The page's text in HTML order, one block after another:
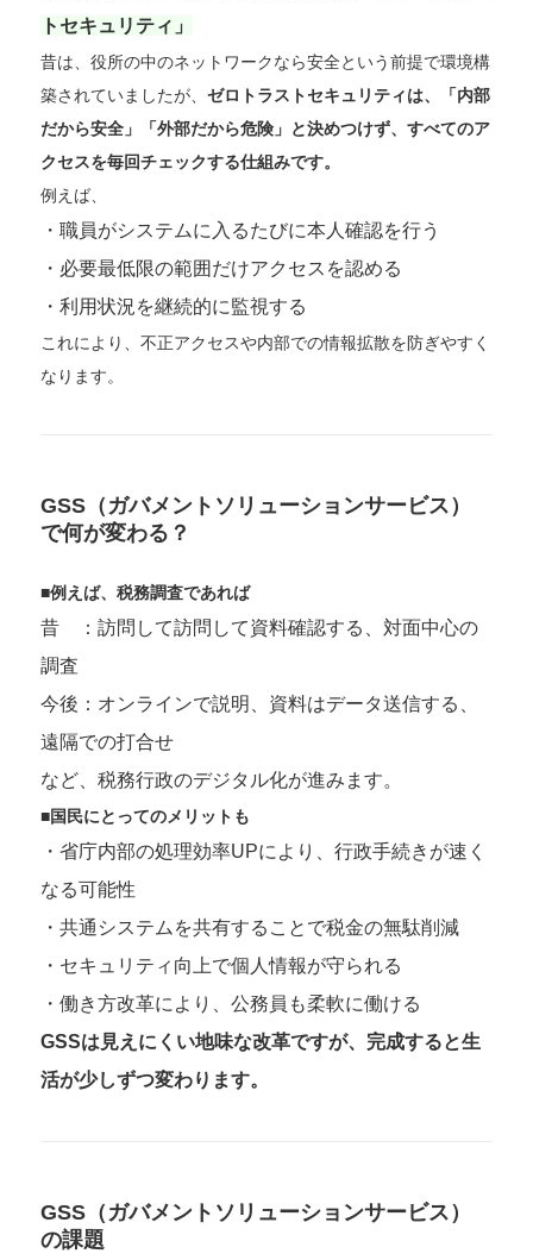
トセキュリティ」
昔は、役所の中のネットワークなら安全という前提で環境構
築されていましたが、ゼロトラストセキュリティは、「内部
だから安全」「外部だから危険」と決めつけず、すべてのア
クセスを毎回チェックする仕組みです。
例えば、
・職員がシステムに入るたびに本人確認を行う
・必要最低限の範囲だけアクセスを認める
・利用状況を継続的に監視する
これにより、不正アクセスや内部での情報拡散を防ぎやすく
なります。
GSS（ガバメントソリューションサービス）
で何が変わる？
■例えば、税務調査であれば
昔 ：訪問して訪問して資料確認する、対面中心の
調査
今後：オンラインで説明、資料はデータ送信する、
遠隔での打合せ
など、税務行政のデジタル化が進みます。
■国民にとってのメリットも
・省庁内部の処理効率UPにより、行政手続きが速く
なる可能性
・共通システムを共有することで税金の無駄削減
・セキュリティ向上で個人情報が守られる
・働き方改革により、公務員も柔軟に働ける
GSSは見えにくい地味な改革ですが、完成すると生
活が少しずつ変わります。
GSS（ガバメントソリューションサービス）
の課題